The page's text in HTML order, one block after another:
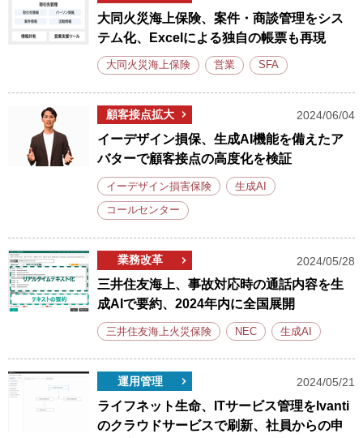
大同火災海上保険、案件・商談管理をシス
テム化、Excelによる独自の帳票も再現
大同火災海上保険 営業 SFA
顧客接点拡大 2024/06/04
イーデザイン損保、生成AI機能を備えたア
バターで顧客接点の高度化を検証
イーデザイン損害保険 生成AI
コールセンター
業務改革 2024/05/28
三井住友海上、事故対応時の通話内容を生
成AIで要約、2024年内に全国展開
三井住友海上火災保険 NEC 生成AI
運用管理 2024/05/21
ライフネット生命、ITサービス管理をIvanti
のクラウドサービスで刷新、社員からの申